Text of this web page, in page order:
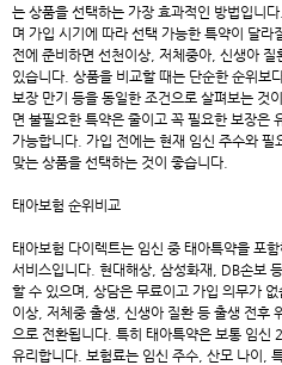
는 상품을 선택하는 가장 효과적인 방법입니
며 가입 시기에 따라 선택 가능한 특약이 달라
전에 준비하면 선천이상, 저체중아, 신생아
있습니다. 상품을 비교할 때는 단순한 순위보
보장 만기 등을 동일한 조건으로 살펴보는 것
면 불필요한 특약은 줄이고 꼭 필요한 보장은
가능합니다. 가입 전에는 현재 임신 주수와 필
맞는 상품을 선택하는 것이 좋습니다.
태아보험 순위비교
태아보험 다이렉트는 임신 중 태아특약을 포
서비스입니다. 현대해상, 삼성화재, DB손보
할 수 있으며, 상담은 무료이고 가입 의무가
이상, 저체중 출생, 신생아 질환 등 출생 전후
으로 전환됩니다. 특히 태아특약은 보통 임신
유리합니다. 보험료는 임신 주수, 산모 나이,